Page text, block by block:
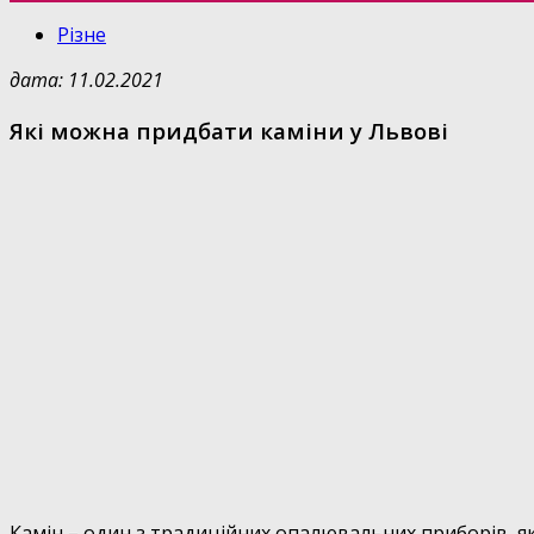
Різне
дата: 11.02.2021
Які можна придбати каміни у Львові